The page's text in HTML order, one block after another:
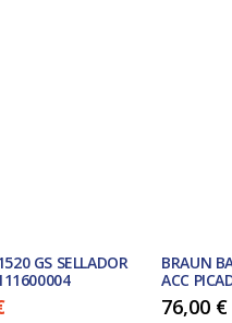
GS SELLADOR
BRAUN
ACC
76,00 €